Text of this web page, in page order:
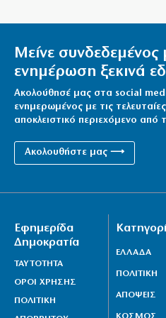
Σύγχρονη τέχνη στο
Ουφίτσι: Αρχισε η μεγάλη
Πινακοθήκης
8|08|2026 | 23:30
Την Ουκρανία κατηγορεί η
Ο «Κατά φαντασίαν
Μάκρη
Το Λιτόχωρο και ο Μεταξάς
8|08|2026 | 22:30
Μείνε συνδεδεμένος
ενημέρωση ξεκινά
Ακολούθησέ μας στα social
ενημερωμένος με τις
αποκλειστικό περιεχόμενο από
Ακολουθήστε μας ⟶
Εφημερίδα
Δημοκρατία
ΤΑΥΤΟΤΗΤΑ
ΟΡΟΙ ΧΡΗΣΗΣ
ΠΟΛΙΤΙΚΗ
ΕΛΛΑΔΑ
ΠΟΛΙΤΙΚΗ
ΑΠΟΨΕΙΣ
ΚΟΣΜΟΣ